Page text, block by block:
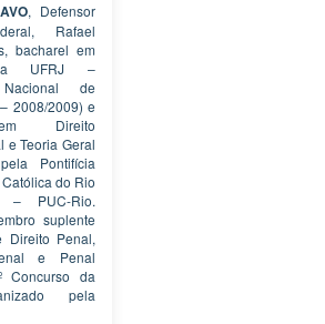
, Defensor
Rafael
bacharel em
UFRJ –
de
2008/2009) e
Direito
e Teoria Geral
Pontifícia
do Rio
– PUC-Rio.
suplente
Direito Penal,
e Penal
Concurso da
pela